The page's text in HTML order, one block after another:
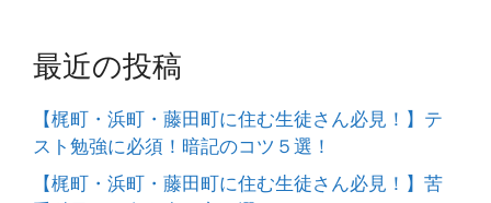
最近の投稿
【梶町・浜町・藤田町に住む生徒さん必見！】テ
スト勉強に必須！暗記のコツ５選！
【梶町・浜町・藤田町に住む生徒さん必見！】苦